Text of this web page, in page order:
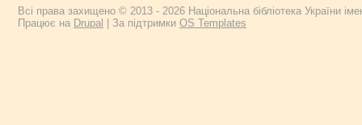
Всі права захищено © 2013 - 2026 Національна бібліотека України
Працює на Drupal | За підтримки OS Templates